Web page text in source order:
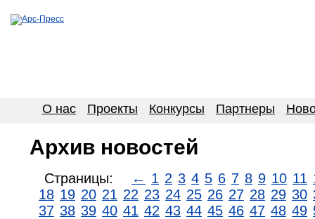
О нас Проекты Конкурсы Партнеры
Архив новостей
Страницы: ← 1 2 3 4 5 6 7 8 9 10 11
18 19 20 21 22 23 24 25 26 27 28 29 30
37 38 39 40 41 42 43 44 45 46 47 48 49